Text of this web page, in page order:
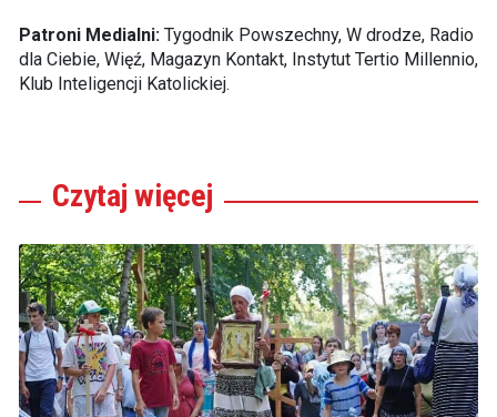
Patroni Medialni:Tygodnik Powszechny, W drodze, Radio
dla Ciebie, Więź, Magazyn Kontakt, Instytut Tertio Millennio,
Klub Inteligencji Katolickiej.
Czytaj więcej